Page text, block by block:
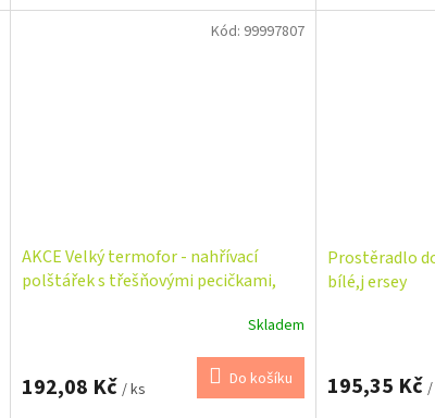
AKCE Velký termofor - nahřívací
polštářek s třešňovými pecičkami,
Skladem
192,08 Kč / ks Do košíku
Kód: 99997807
Prostěradlo
bílé,j ersey
195,35 Kč /